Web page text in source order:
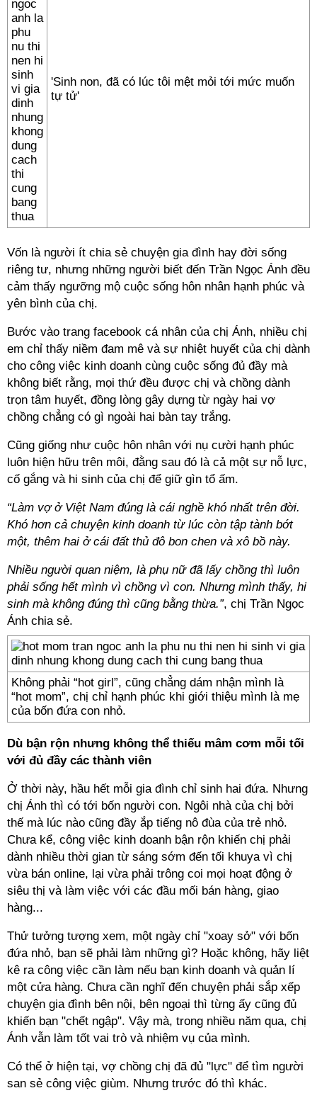
'Sinh non, đã có lúc tôi mệt mỏi tới mức muốn
tự tử'
Vốn là người ít chia sẻ chuyện gia đình hay đời sống
riêng tư, nhưng những người biết đến Trần Ngọc Ánh đều
cảm thấy ngưỡng mộ cuộc sống hôn nhân hạnh phúc và
yên bình của chị.
Bước vào trang facebook cá nhân của chị Ánh, nhiều chị
em chỉ thấy niềm đam mê và sự nhiệt huyết của chị dành
cho công việc kinh doanh cùng cuộc sống đủ đầy mà
không biết rằng, mọi thứ đều được chị và chồng dành
trọn tâm huyết, đồng lòng gây dựng từ ngày hai vợ
chồng chẳng có gì ngoài hai bàn tay trắng.
Cũng giống như cuộc hôn nhân với nụ cười hạnh phúc
luôn hiện hữu trên môi, đằng sau đó là cả một sự nỗ lực,
cố gắng và hi sinh của chị để giữ gìn tổ ấm.
“Làm vợ ở Việt Nam đúng là cái nghề khó nhất trên đời.
Khó hơn cả chuyện kinh doanh từ lúc còn tập tành bớt
một, thêm hai ở cái đất thủ đô bon chen và xô bồ này.
Nhiều người quan niệm, là phụ nữ đã lấy chồng thì luôn
phải sống hết mình vì chồng vì con. Nhưng mình thấy, hi
sinh mà không đúng thì cũng bằng thừa.”, chị Trần Ngọc
Ánh chia sẻ.
Không phải “hot girl”, cũng chẳng dám nhận mình là
“hot mom”, chị chỉ hạnh phúc khi giới thiệu mình là mẹ
của bốn đứa con nhỏ.
Dù bận rộn nhưng không thể thiếu mâm cơm mỗi tối
với đủ đầy các thành viên
Ở thời này, hầu hết mỗi gia đình chỉ sinh hai đứa. Nhưng
chị Ánh thì có tới bốn người con. Ngôi nhà của chị bởi
thế mà lúc nào cũng đầy ắp tiếng nô đùa của trẻ nhỏ.
Chưa kể, công việc kinh doanh bận rộn khiến chị phải
dành nhiều thời gian từ sáng sớm đến tối khuya vì chị
vừa bán online, lại vừa phải trông coi mọi hoạt động ở
siêu thị và làm việc với các đầu mối bán hàng, giao
hàng...
Thử tưởng tượng xem, một ngày chỉ "xoay sở" với bốn
đứa nhỏ, bạn sẽ phải làm những gì? Hoặc không, hãy liệt
kê ra công việc cần làm nếu bạn kinh doanh và quản lí
một cửa hàng. Chưa cần nghĩ đến chuyện phải sắp xếp
chuyện gia đình bên nội, bên ngoại thì từng ấy cũng đủ
khiến bạn "chết ngập". Vậy mà, trong nhiều năm qua, chị
Ánh vẫn làm tốt vai trò và nhiệm vụ của mình.
Có thể ở hiện tại, vợ chồng chị đã đủ "lực" để tìm người
san sẻ công việc giùm. Nhưng trước đó thì khác.